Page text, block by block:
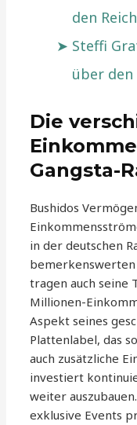
den
Steffi
über den
Die
Gangsta-
Bushidos
in der deutschen
bemerkenswerten
tragen auch seine
Millionen-
Aspekt seines
Plattenlabel, das
auch zusätzliche
investiert
weiter
exklusive Events